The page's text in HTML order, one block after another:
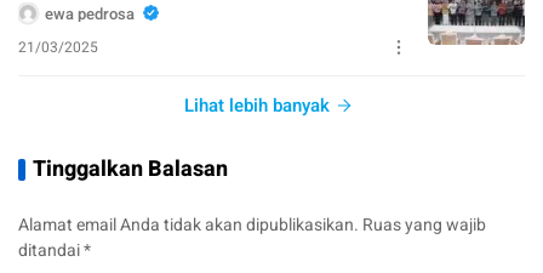
ewa pedrosa
21/03/2025
Lihat lebih banyak
Tinggalkan Balasan
Alamat email Anda tidak akan dipublikasikan. Ruas yang wajib
ditandai*